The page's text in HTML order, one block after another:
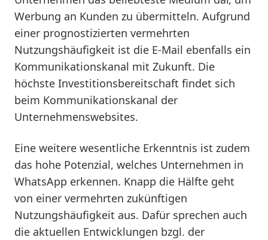
Werbung an Kunden zu übermitteln. Aufgrund
einer prognostizierten vermehrten
Nutzungshäufigkeit ist die E-Mail ebenfalls ein
Kommunikationskanal mit Zukunft. Die
höchste Investitionsbereitschaft findet sich
beim Kommunikationskanal der
Unternehmenswebsites.
Eine weitere wesentliche Erkenntnis ist zudem
das hohe Potenzial, welches Unternehmen in
WhatsApp erkennen. Knapp die Hälfte geht
von einer vermehrten zukünftigen
Nutzungshäufigkeit aus. Dafür sprechen auch
die aktuellen Entwicklungen bzgl. der